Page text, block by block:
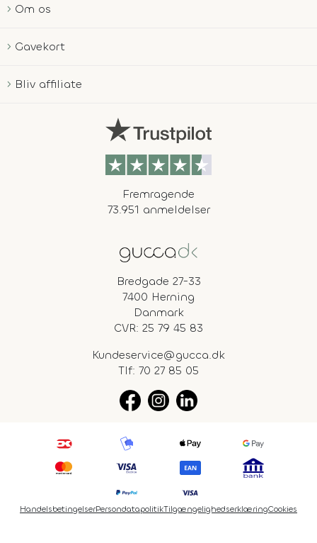
Om os
Gavekort
Bliv affiliate
Fremragende
73.951 anmeldelser
Bredgade 27-33
7400 Herning
Danmark
CVR: 25 79 45 83
Kundeservice@gucca.dk
Tlf: 70 27 85 05
HandelsbetingelserPersondatapolitikTilgængelighedserklæringCookies